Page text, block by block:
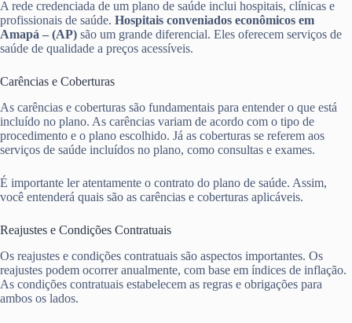
A rede credenciada de um plano de saúde inclui hospitais, clínicas e
profissionais de saúde. Hospitais conveniados econômicos em
Amapá – (AP) são um grande diferencial. Eles oferecem serviços de
saúde de qualidade a preços acessíveis.
Carências e Coberturas
As carências e coberturas são fundamentais para entender o que está
incluído no plano. As carências variam de acordo com o tipo de
procedimento e o plano escolhido. Já as coberturas se referem aos
serviços de saúde incluídos no plano, como consultas e exames.
É importante ler atentamente o contrato do plano de saúde. Assim,
você entenderá quais são as carências e coberturas aplicáveis.
Reajustes e Condições Contratuais
Os reajustes e condições contratuais são aspectos importantes. Os
reajustes podem ocorrer anualmente, com base em índices de inflação.
As condições contratuais estabelecem as regras e obrigações para
ambos os lados.